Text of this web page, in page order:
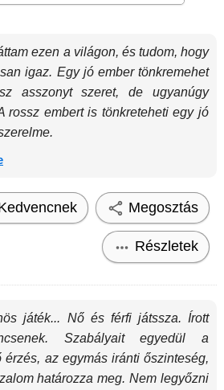
ezen a világon, és tudom, hogy
igaz. Egy jó ember tönkremehet
asszonyt szeret, de ugyanúgy
rossz embert is tönkreteheti egy jó
Megosztás
Részletek
játék... Nő és férfi játssza. Írott
Szabályait egyedül a
érzés, az egymás iránti őszinteség,
határozza meg. Nem legyőzni